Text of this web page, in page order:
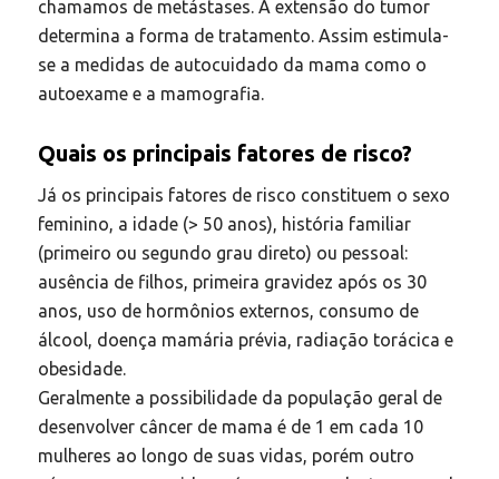
chamamos de metástases. A extensão do tumor
determina a forma de tratamento. Assim estimula-
se a medidas de autocuidado da mama como o
autoexame e a mamografia.
Quais os principais fatores de risco?
Já os principais fatores de risco constituem o sexo
feminino, a idade (> 50 anos), história familiar
(primeiro ou segundo grau direto) ou pessoal:
ausência de filhos, primeira gravidez após os 30
anos, uso de hormônios externos, consumo de
álcool, doença mamária prévia, radiação torácica e
obesidade.
Geralmente a possibilidade da população geral de
desenvolver câncer de mama é de 1 em cada 10
mulheres ao longo de suas vidas, porém outro